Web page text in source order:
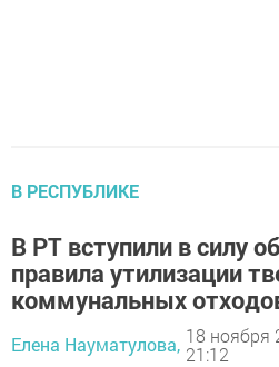
В РЕСПУБЛИКЕ
В РТ вступили в силу
правила утилизации
коммунальных
Елена Науматулова, 18 ноября
21:12